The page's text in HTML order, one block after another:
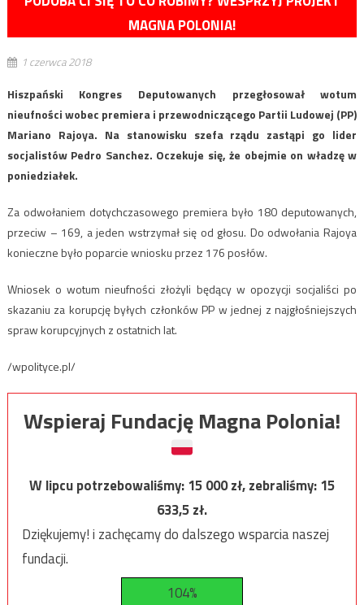
MAGNA POLONIA!
1 czerwca 2018
Hiszpański Kongres Deputowanych przegłosował wotum
nieufności wobec premiera i przewodniczącego Partii Ludowej (PP)
Mariano Rajoya. Na stanowisku szefa rządu zastąpi go lider
socjalistów Pedro Sanchez. Oczekuje się, że obejmie on władzę w
poniedziałek.
Za odwołaniem dotychczasowego premiera było 180 deputowanych,
przeciw – 169, a jeden wstrzymał się od głosu. Do odwołania Rajoya
konieczne było poparcie wniosku przez 176 posłów.
Wniosek o wotum nieufności złożyli będący w opozycji socjaliści po
skazaniu za korupcję byłych członków PP w jednej z najgłośniejszych
spraw korupcyjnych z ostatnich lat.
/wpolityce.pl/
Wspieraj Fundację Magna Polonia!
W lipcu potrzebowaliśmy:15 000zł, zebraliśmy:15
633,5zł.
Dziękujemy! i zachęcamy do dalszego wsparcia naszej
fundacji.
104%